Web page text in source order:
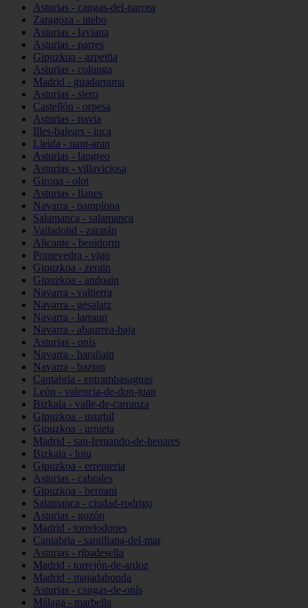
Asturias - cangas-del-narcea
Zaragoza - utebo
Asturias - laviana
Asturias - parres
Gipuzkoa - azpeitia
Asturias - colunga
Madrid - guadarrama
Asturias - siero
Castellón - orpesa
Asturias - navia
Illes-balears - inca
Lleida - naut-aran
Asturias - langreo
Asturias - villaviciosa
Girona - olot
Asturias - llanes
Navarra - pamplona
Salamanca - salamanca
Valladolid - zaratán
Alicante - benidorm
Pontevedra - vigo
Gipuzkoa - zerain
Gipuzkoa - andoain
Navarra - valtierra
Navarra - gesalatz
Navarra - larraun
Navarra - abaurrea-baja
Asturias - onís
Navarra - barañain
Navarra - baztan
Cantabria - entrambasaguas
León - valencia-de-don-juan
Bizkaia - valle-de-carranza
Gipuzkoa - usurbil
Gipuzkoa - urnieta
Madrid - san-fernando-de-henares
Bizkaia - loiu
Gipuzkoa - errenteria
Asturias - cabrales
Gipuzkoa - hernani
Salamanca - ciudad-rodrigo
Asturias - gozón
Madrid - torrelodones
Cantabria - santillana-del-mar
Asturias - ribadesella
Madrid - torrejón-de-ardoz
Madrid - majadahonda
Asturias - cangas-de-onís
Málaga - marbella